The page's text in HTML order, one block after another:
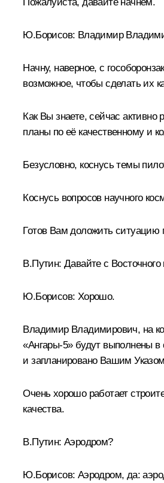
Ю.Борисов: Владимир
Начну, наверное, с
возможное, чтобы сделать их
Как Вы знаете, сейчас
планы по её качественному и
Безусловно, коснусь темы
Коснусь вопросов научного
Готов Вам доложить ситуацию
В.Путин: Давайте с
Ю.Борисов: Хорошо.
Владимир Владимирович, на
«Ангары-5» будут выполнены в
и запланировано Вашим
Очень хорошо работает
качества.
В.Путин: Аэродром?
Ю.Борисов: Аэродром, да: